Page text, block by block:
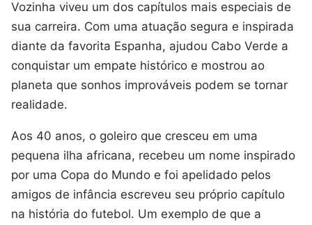
Vozinha viveu um dos capítulos mais especiais de
sua carreira. Com uma atuação segura e inspirada
diante da favorita Espanha, ajudou Cabo Verde a
conquistar um empate histórico e mostrou ao
planeta que sonhos improváveis podem se tornar
realidade.
Aos 40 anos, o goleiro que cresceu em uma
pequena ilha africana, recebeu um nome inspirado
por uma Copa do Mundo e foi apelidado pelos
amigos de infância escreveu seu próprio capítulo
na história do futebol. Um exemplo de que a